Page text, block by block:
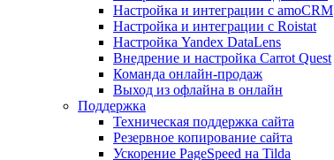
Настройка и интеграции с amoCRM
Настройка и интеграции с Roistat
Настройка Yandex DataLens
Внедрение и настройка Carrot Quest
Команда онлайн-продаж
Выход из офлайна в онлайн
Поддержка
Техническая поддержка сайта
Резервное копирование сайта
Ускорение PageSpeed на Tilda